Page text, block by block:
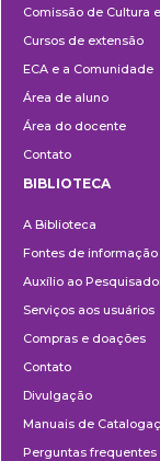
e
Extensão
Comissão de Cultura
Cursos de extensão
ECA e a Comunidade
Área de aluno
Área do docente
Contato
BIBLIOTECA
A Biblioteca
Fontes de informação
Auxílio ao
Serviços aos usuários
Compras e doações
Contato
Divulgação
Manuais de
Perguntas frequentes